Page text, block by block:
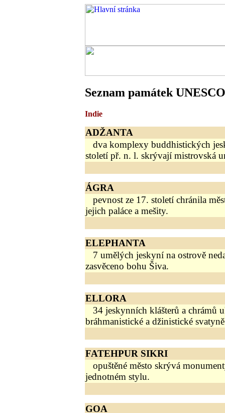
Seznam památek UNESCO
Indie
ADŽANTA
dva komplexy buddhistických
století př. n. l. skrývají mistrovská
ÁGRA
pevnost ze 17. století chránila
jejich paláce a mešity.
ELEPHANTA
7 umělých jeskyní na ostrově
zasvěceno bohu Šiva.
ELLORA
34 jeskynních klášterů a chrámů
bráhmanistické a džinistické
FATEHPUR SIKRI
opuštěné město skrývá
jednotném stylu.
GOA